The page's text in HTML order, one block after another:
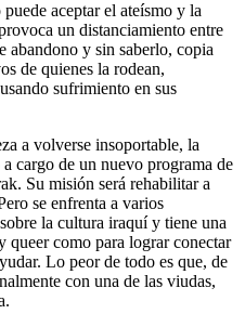
aceptar el ateísmo y la
un distanciamiento entre
abandono y sin saberlo, copia
de quienes la rodean,
sufrimiento en sus
a volverse insoportable, la
cargo de un nuevo programa de
Su misión será rehabilitar a
se enfrenta a varios
la cultura iraquí y tiene una
queer como para lograr conectar
Lo peor de todo es que, de
con una de las viudas,